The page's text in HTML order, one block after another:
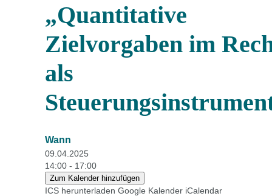
„Quantitative
Zielvorgaben im
als
Wann
09.04.2025
14:00 - 17:00
Zum Kalender hinzufügen
ICS herunterladen Google Kalender iCalendar